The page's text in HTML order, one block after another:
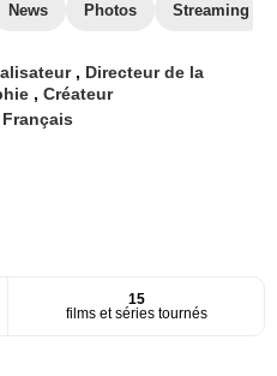
News Photos Streaming
, Directeur de la
,Créateur
Français
15
films et séries tournés